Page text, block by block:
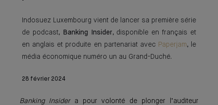
Indosuez Luxembourg vient de lancer sa première série
de podcast,
Banking Insider, disponible en français et
en anglais et produite en partenariat avec Paperjam, le
média économique numéro un au Grand-Duché.
28 février 2024
Banking Insidera pour volonté de plonger l’auditeur